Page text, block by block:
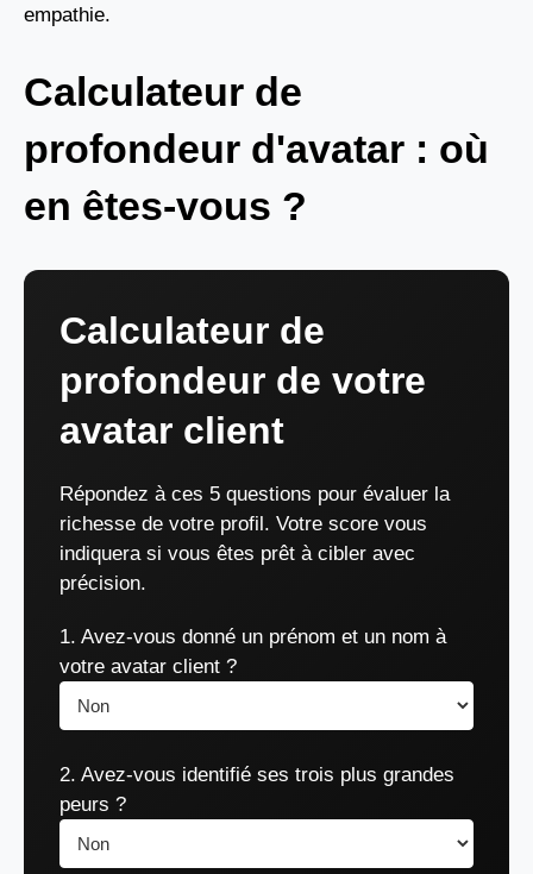
empathie.
Calculateur de
profondeur d'avatar : où
en êtes-vous ?
Calculateur de
profondeur de votre
avatar client
Répondez à ces 5 questions pour évaluer la
richesse de votre profil. Votre score vous
indiquera si vous êtes prêt à cibler avec
précision.
1. Avez-vous donné un prénom et un nom à
votre avatar client ?
2. Avez-vous identifié ses trois plus grandes
peurs ?